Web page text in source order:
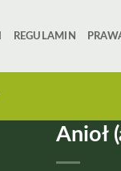
REGULAMIN
Anioł